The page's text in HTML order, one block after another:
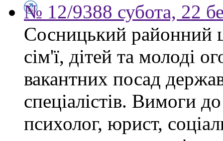
№ 12/9388 субота, 22
Сосницький районний
сім'ї, дітей та молоді
вакантних посад
спеціалістів. Вимоги
психолог, юрист,